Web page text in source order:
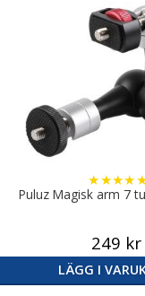
Puluz Magisk arm 7
★★★★
249 kr
LÄGG I